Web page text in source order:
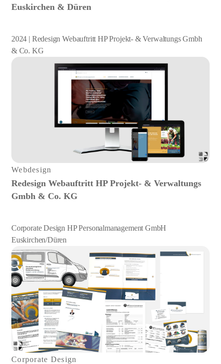
Euskirchen & Düren
2024 | Redesign Webauftritt HP Projekt- & Verwaltungs Gmbh
& Co. KG
Webdesign
Redesign Webauftritt HP Projekt- & Verwaltungs
Gmbh & Co. KG
Corporate Design HP Personalmanagement GmbH
Euskirchen/Düren
Corporate Design